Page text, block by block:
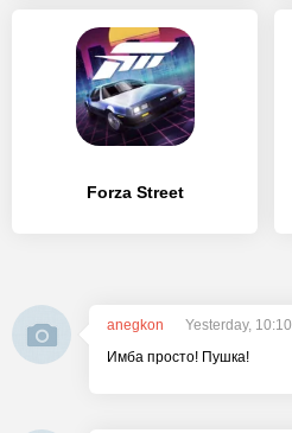
Forza Street
anegkon
Yesterday, 10:10
Имба просто! Пушка!